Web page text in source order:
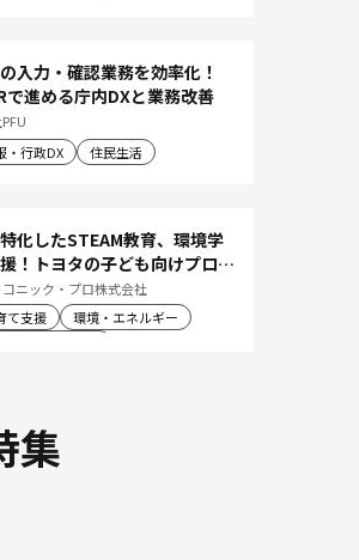
入力・確認業務を効率化！
で進める庁内DXと業務改善
・行政DX
住民生活
化したSTEAM教育、環境学
！トヨタの子ども向けプログ
会や将来について楽しく学
験機会を創出
コニック・プロ株式会社
て支援
環境・エネルギー
集